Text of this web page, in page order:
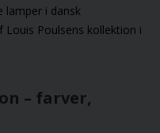
lamper i dansk
Louis Poulsens kollektion i
– farver,